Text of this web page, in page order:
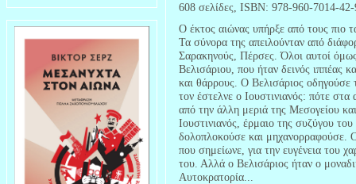
608 σελίδες, ISBN: 978-960-7014-
Ο έκτος αιώνας υπήρξε από τους πιο
Τα σύνορα της απειλούνταν από
Σαρακηνούς, Πέρσες. Όλοι αυτοί
Βελισάριου, που ήταν δεινός ιππέας
και θάρρους. Ο Βελισάριος οδηγούσε
τον έστελνε ο Ιουστινιανός: πότε
από την άλλη μεριά της Μεσογείου
Ιουστινιανός, έρμαιο της συζύγου
δολοπλοκούσε και μηχανορραφούσε. Ο
που σημείωνε, για την ευγένεια του
του. Αλλά ο Βελισάριος ήταν ο
Αυτοκρατορία...